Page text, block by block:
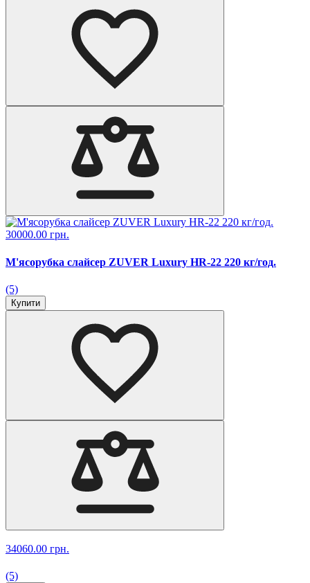
30000.00 грн.
М'ясорубка слайсер ZUVER Luxury HR-22 220 кг/год.
(5)
Купити
34060.00 грн.
(5)